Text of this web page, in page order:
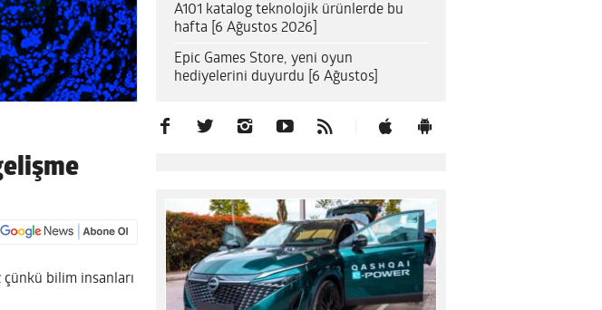
çünkü bilim insanları
A101 katalog teknolojik ürünlerde bu
hafta [6 Ağustos 2026]
Epic Games Store, yeni oyun
hediyelerini duyurdu [6 Ağustos]